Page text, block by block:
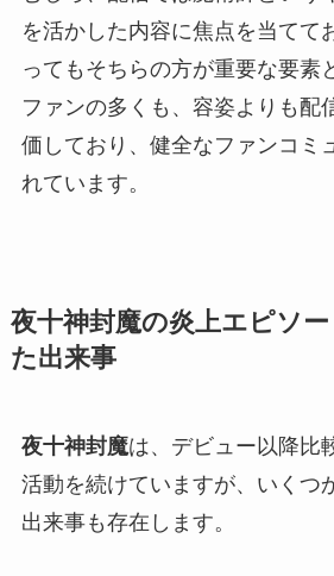
を活かした内容に焦点を当てて
ってもそちらの方が重要な要素
ファンの多くも、容姿よりも配
価しており、健全なファンコミ
れています。
夜十神封魔の炎上エピソ
た出来事
夜十神封魔は、デビュー以降比
活動を続けていますが、いくつ
出来事も存在します。